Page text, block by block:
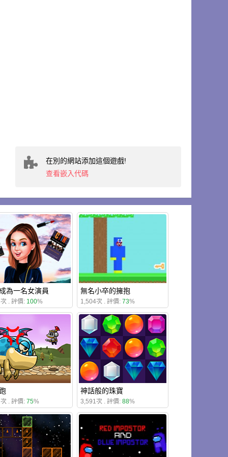
在別的網站添加這個遊戲!
查看嵌入代碼
為一名女演員
. 評價: 100%
無名小卒的擁抱
1,504次 . 評價: 73%
. 評價: 75%
神話般的珠寶
3,591次 . 評價: 88%